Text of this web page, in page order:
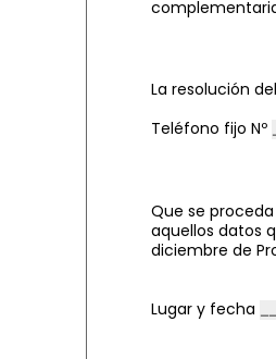
La resolución
Teléfono fijo Nº
Que se proceda
aquellos datos
diciembre de
Lugar y fecha